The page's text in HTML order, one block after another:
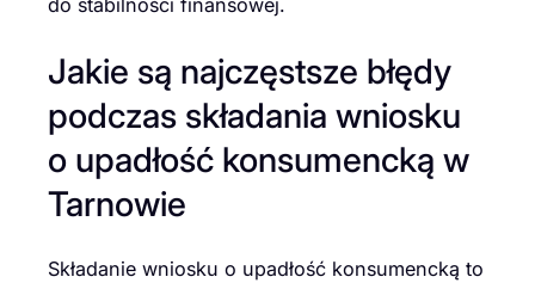
Jakie są najczęstsze błędy
podczas składania wniosku
o upadłość konsumencką w
Tarnowie
Składanie wniosku o upadłość konsumencką to